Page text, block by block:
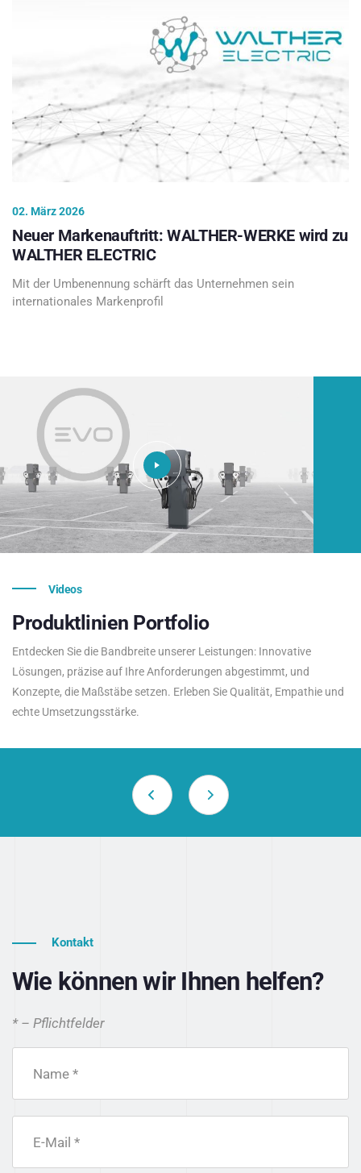
02. März 2026
Neuer Markenauftritt: WALTHER-WERKE wird zu
WALTHER ELECTRIC
Mit der Umbenennung schärft das Unternehmen sein
internationales Markenprofil
Videos
Produktlinien Portfolio
Entdecken Sie die Bandbreite unserer Leistungen: Innovative
Lösungen, präzise auf Ihre Anforderungen abgestimmt, und
Konzepte, die Maßstäbe setzen. Erleben Sie Qualität, Empathie und
echte Umsetzungsstärke.
Kontakt
Wie können wir Ihnen helfen?
* – Pflichtfelder
Name *
E-Mail *